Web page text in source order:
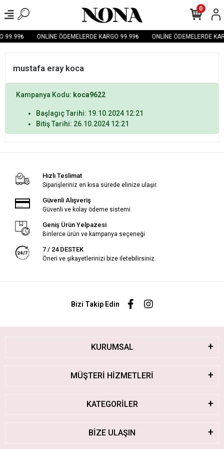
99.99₺ ONLİNE ÖDEMELERDE KARGO 99.99₺ ONLİNE ÖDEMELERDE
0
mustafa eray koca
Kampanya Kodu: koca9622
Başlagıç Tarihi: 19.10.2024 12:21
Bitiş Tarihi: 26.10.2024 12:21
Hızlı Teslimat
Siparişleriniz en kısa sürede elinize ulaşır.
Güvenli Alışveriş
Güvenli ve kolay ödeme sistemi
Geniş Ürün Yelpazesi
Binlerce ürün ve kampanya seçeneği
7 / 24 DESTEK
Öneri ve şikayetlerinizi bize iletebilirsiniz.
Bizi Takip Edin
KURUMSAL
MÜŞTERİ HİZMETLERİ
KATEGORİLER
BİZE ULAŞIN